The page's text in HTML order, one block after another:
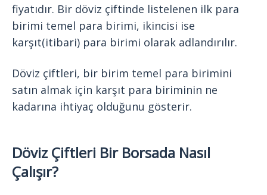
fiyatıdır. Bir döviz çiftinde listelenen ilk para
birimi temel para birimi, ikincisi ise
karşıt(itibari) para birimi olarak adlandırılır.
Döviz çiftleri, bir birim temel para birimini
satın almak için karşıt para biriminin ne
kadarına ihtiyaç olduğunu gösterir.
Döviz Çiftleri Bir Borsada Nasıl
Çalışır?